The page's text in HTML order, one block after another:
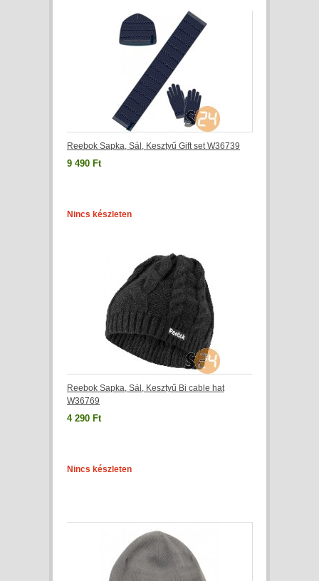
Reebok Sapka, Sál, Kesztyű Gift set W36739
9 490 Ft
Nincs készleten
Reebok Sapka, Sál, Kesztyű Bi cable hat
W36769
4 290 Ft
Nincs készleten